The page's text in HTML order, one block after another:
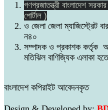
গণপ্রজাতন্ত্রী বাংলাদেশ
পোর্টাল )
ও জেলা জেলা ম্যাজিস্ট্রেট
ন৪০
সম্পাদক ও প্রকাশক কর্তৃক
মতিঝিল বাণিজ্যিক এলাকা
বাংলাদেশ কপিরাইট আবেদনকৃত